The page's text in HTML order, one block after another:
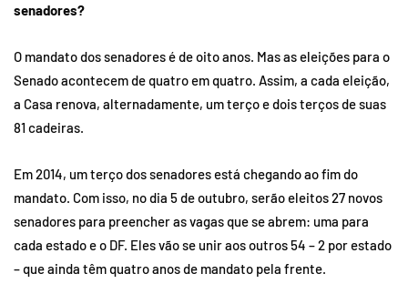
senadores?
O mandato dos senadores é de oito anos. Mas as eleições para o
Senado acontecem de quatro em quatro. Assim, a cada eleição,
a Casa renova, alternadamente, um terço e dois terços de suas
81 cadeiras.
Em 2014, um terço dos senadores está chegando ao fim do
mandato. Com isso, no dia 5 de outubro, serão eleitos 27 novos
senadores para preencher as vagas que se abrem: uma para
cada estado e o DF. Eles vão se unir aos outros 54 – 2 por estado
– que ainda têm quatro anos de mandato pela frente.